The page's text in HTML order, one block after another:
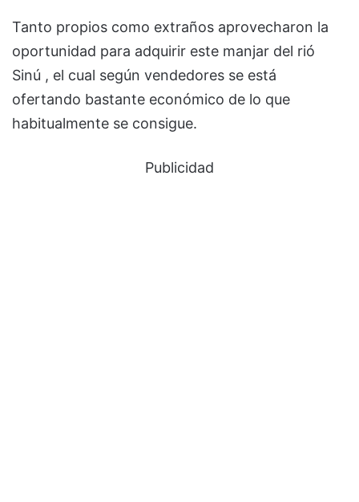
Tanto propios como extraños aprovecharon la
oportunidad para adquirir este manjar del rió
Sinú , el cual según vendedores se está
ofertando bastante económico de lo que
habitualmente se consigue.
Publicidad